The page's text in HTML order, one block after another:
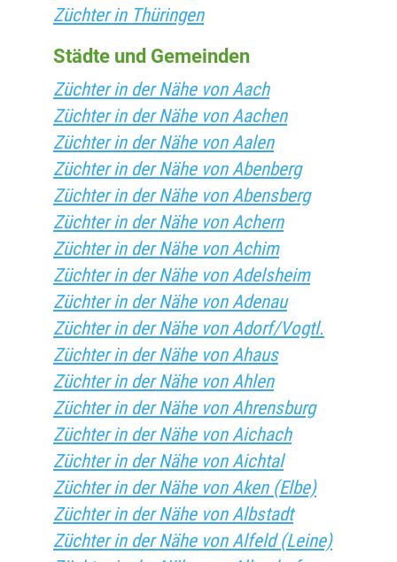
Züchter in Thüringen
Städte und Gemeinden
Züchter in der Nähe von Aach
Züchter in der Nähe von Aachen
Züchter in der Nähe von Aalen
Züchter in der Nähe von Abenberg
Züchter in der Nähe von Abensberg
Züchter in der Nähe von Achern
Züchter in der Nähe von Achim
Züchter in der Nähe von Adelsheim
Züchter in der Nähe von Adenau
Züchter in der Nähe von Adorf/Vogtl.
Züchter in der Nähe von Ahaus
Züchter in der Nähe von Ahlen
Züchter in der Nähe von Ahrensburg
Züchter in der Nähe von Aichach
Züchter in der Nähe von Aichtal
Züchter in der Nähe von Aken (Elbe)
Züchter in der Nähe von Albstadt
Züchter in der Nähe von Alfeld (Leine)